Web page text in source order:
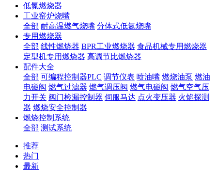
低氮燃烧器
工业窑炉烧嘴
全部 耐高温燃气烧嘴 分体式低氮烧嘴
专用燃烧器
全部 线性燃烧器 BPR工业燃烧器 食品机械专用燃烧器
定型机专用燃烧器 高调节比燃烧器
配件大全
全部 可编程控制器PLC 调节仪表 喷油嘴 燃烧油泵 燃油
电磁阀 燃气过滤器 燃气调压阀 燃气电磁阀 燃气空气压
力开关 阀门检漏控制器 伺服马达 点火变压器 火焰探测
器 燃烧安全控制器
燃烧控制系统
全部 测试系统
推荐
热门
最新